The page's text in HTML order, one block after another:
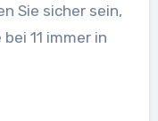
Sie sicher sein,
11 immer in